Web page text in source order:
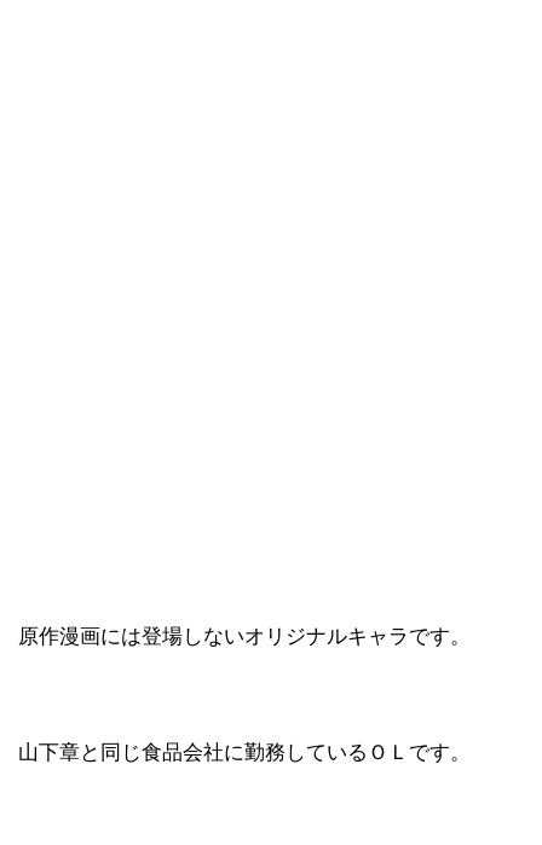
原作漫画には登場しないオリジナルキャラです。
山下章と同じ食品会社に勤務しているＯＬです。